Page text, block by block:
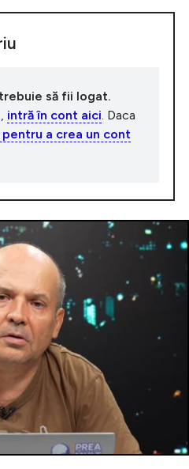
să fii logat.
intră în cont aici . Daca
a crea un cont